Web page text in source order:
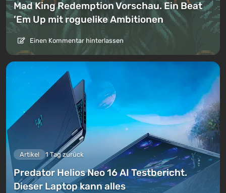
Mad King Redemption Vorschau. Ein Beat
’Em Up mit roguelike Ambitionen
Einen Kommentar hinterlassen
Artikel 1 Tag zurück
Predator Helios Neo 16 AI Testbericht.
Dieser Laptop kann alles